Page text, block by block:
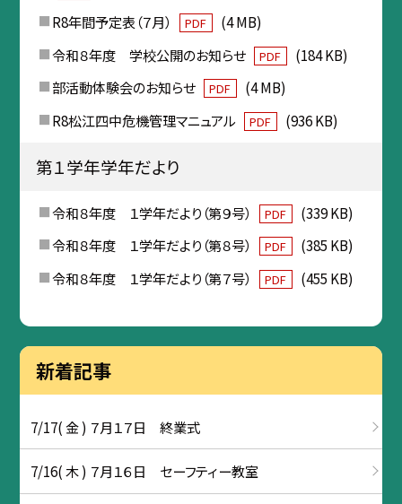
R8年間予定表（７月）
PDF
(4 MB)
令和８年度 学校公開のお知らせ
PDF
(184 KB)
部活動体験会のお知らせ
PDF
(4 MB)
R8松江四中危機管理マニュアル
PDF (936 KB)
第１学年学年だより
令和８年度 １学年だより（第９号） PDF
(339 KB)
令和８年度 １学年だより（第８号）
PDF
(385 KB)
令和８年度 １学年だより（第７号）
PDF (455 KB)
新着記事
7/17( 金 ) ７月１７日 終業式
7/16( 木 ) ７月１６日 セーフティー教室